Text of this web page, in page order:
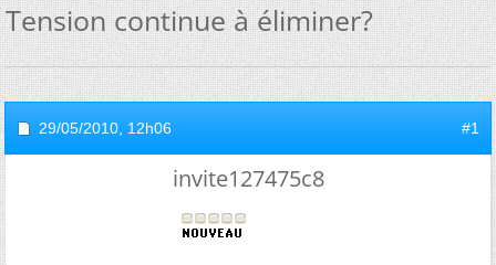
Tension continue à éliminer?
29/05/2010, 12h06 #1
invite127475c8